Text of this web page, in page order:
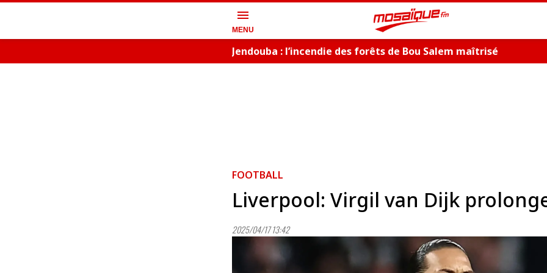
menu
MENU
Jendouba : l’incendie des forêts de Bou Salem maîtrisé
FOOTBALL
Liverpool: Virgil van Dijk
2025/04/17 13:42